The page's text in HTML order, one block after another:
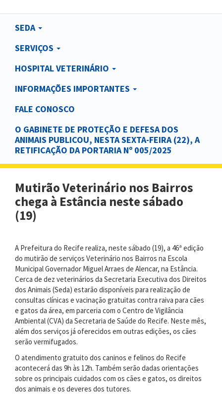
Main
navigation
SEDA
SERVIÇOS
HOSPITAL VETERINÁRIO
INFORMAÇÕES IMPORTANTES
FALE CONOSCO
O GABINETE DE PROTEÇÃO E DEFESA DOS
ANIMAIS PUBLICOU, NESTA SEXTA-FEIRA (22), A
RETIFICAÇÃO DA PORTARIA Nº 005/2025
Mutirão Veterinário nos Bairros
chega à Estância neste sábado
(19)
A Prefeitura do Recife realiza, neste sábado (19), a 46ª edição
do mutirão de serviços Veterinário nos Bairros na Escola
Municipal Governador Miguel Arraes de Alencar, na Estância.
Cerca de dez veterinários da Secretaria Executiva dos Direitos
dos Animais (Seda) estarão disponíveis para realização de
consultas clínicas e vacinação gratuitas contra raiva para cães
e gatos da área, em parceria com o Centro de Vigilância
Ambiental (CVA) da Secretaria de Saúde do Recife. Neste mês,
além dos serviços já oferecidos em outras edições, os cães
serão vermifugados.
O atendimento gratuito dos caninos e felinos do Recife
acontecerá das 9h às 12h. Também serão dadas orientações
sobre os principais cuidados com os cães e gatos, os direitos
dos animais e os deveres dos tutores.